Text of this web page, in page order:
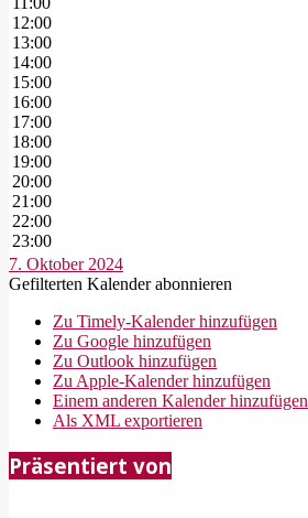
12:00
13:00
14:00
15:00
16:00
17:00
18:00
19:00
20:00
21:00
22:00
23:00
7. Oktober 2024
Gefilterten Kalender abonnieren
Zu Timely-Kalender hinzufügen
Zu Google hinzufügen
Zu Outlook hinzufügen
Zu Apple-Kalender hinzufügen
Einem anderen Kalender hinzufügen
Als XML exportieren
2018-
05-
Präsentiert von